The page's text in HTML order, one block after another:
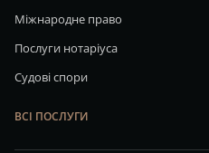
Міжнародне право
Послуги нотаріуса
Судові спори
ВСІ ПОСЛУГИ